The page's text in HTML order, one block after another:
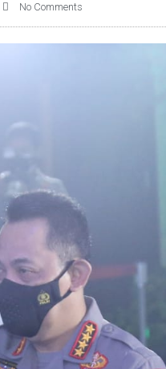
No Comments